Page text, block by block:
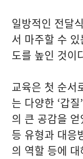
일방적인 전달
서 마주할 수
도를 높인 것이
교육은 첫 순서
는 다양한 ‘갑질’
의 큰 공감을 얻
등 유형과 대응
의 역할 등에